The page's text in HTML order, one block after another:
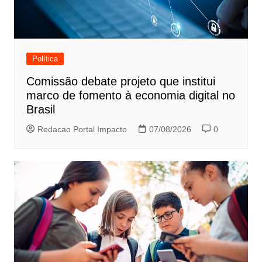
Política
Comissão debate projeto que institui
marco de fomento à economia digital no
Brasil
Redacao Portal Impacto 07/08/2026 0